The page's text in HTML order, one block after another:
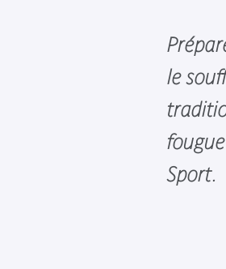
le
Sport.